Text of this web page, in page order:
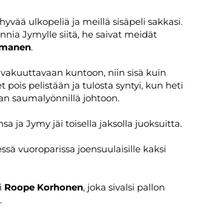
ulkopeliä ja meillä sisäpeli sakkasi.
Jymylle siitä, he saivat meidät
.
kuntoon, niin sisä kuin
pois pelistään ja tulosta syntyi, kun heti
saumalyönnillä johtoon.
ja Jymy jäi toisella jaksolla juoksuitta.
vuoroparissa joensuulaisille kaksi
Roope Korhonen, joka sivalsi pallon